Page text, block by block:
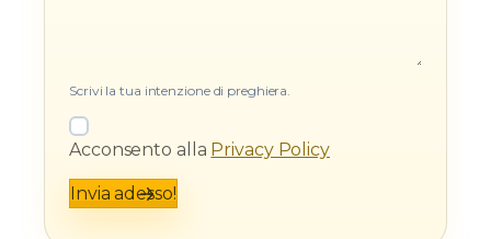
Scrivi la tua intenzione di preghiera.
Acconsento alla Privacy Policy
Invia adesso!